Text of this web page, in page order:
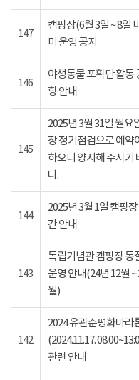
147
캠핑장(6월 3일 ~ 8일
미 운영 공지
146
야생동물 포획단 활동
항 안내
145
2025년 3월 31일 월요
장 정기점검으로 예약
하오니 양지해 주시기
다.
144
2025년 3월 1일 캠핑장
간 안내
143
독립기념관 캠핑장 동
운영 안내(24년 12월 ~
월)
142
2024 유관순평화마라
(2024.11.17.
관련 안내